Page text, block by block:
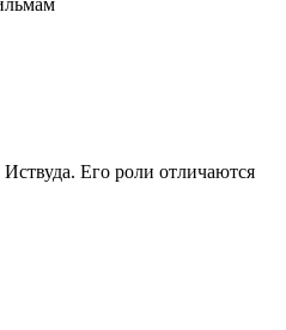
Иствуда. Его роли отличаются